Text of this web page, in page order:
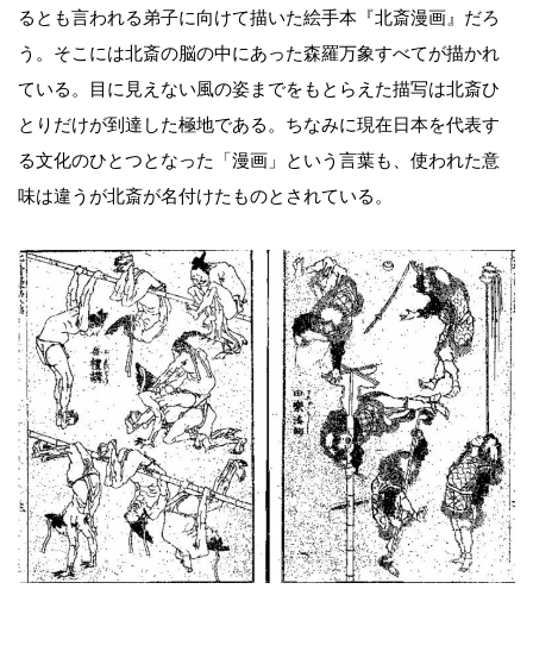
るとも言われる弟子に向けて描いた絵手本『北斎漫画』だろ
う。そこには北斎の脳の中にあった森羅万象すべてが描かれ
ている。目に見えない風の姿までをもとらえた描写は北斎ひ
とりだけが到達した極地である。ちなみに現在日本を代表す
る文化のひとつとなった「漫画」という言葉も、使われた意
味は違うが北斎が名付けたものとされている。